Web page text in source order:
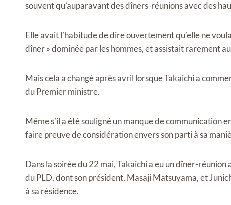
souvent qu’auparavant des dîners-réunions avec des
Elle avait l’habitude de dire ouvertement qu’elle ne
dîner » dominée par les hommes, et assistait rarement
Mais cela a changé après avril lorsque Takaichi a
du Premier ministre.
Même s’il a été souligné un manque de communication
faire preuve de considération envers son parti à sa
Dans la soirée du 22 mai, Takaichi a eu un dîner-
du PLD, dont son président, Masaji Matsuyama, et
à sa résidence.